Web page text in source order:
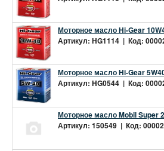
Моторное масло Hi-Gear
Артикул: HG1114 | Код:
Моторное масло Hi-Gear
Артикул: HG0544 | Код:
Моторное масло Mobil Super
Артикул: 150549 | Код: